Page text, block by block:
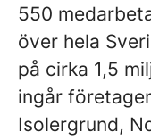
550
över hela
på cirka 1,5
ingår
Isolergrund,